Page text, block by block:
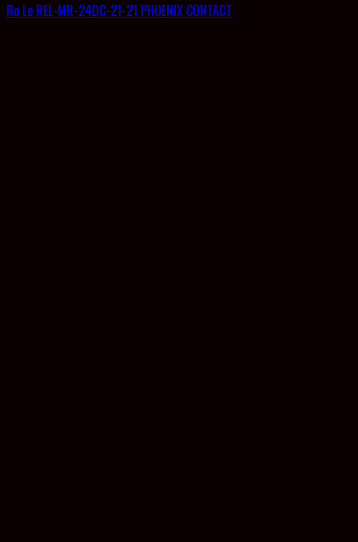
Rơ Le REL-MR-24DC-21-21 PHOENIX CONTACT